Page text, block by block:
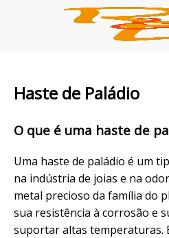
Haste de Paládio
O que é uma haste de
Uma haste de paládio é um
na indústria de joias e na
metal precioso da família do
sua resistência à corrosão e
suportar altas temperaturas.